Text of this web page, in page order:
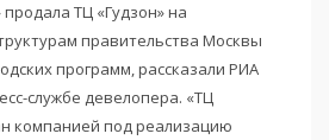
ТЦ «Гудзон» на
правительства Москвы
программ, рассказали РИА
службе девелопера. «ТЦ
компанией под реализацию